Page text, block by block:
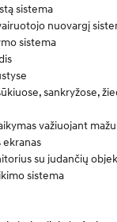
sistema
nuovargį
sistema
sankryžose,
važiuojant
su judančių
sistema